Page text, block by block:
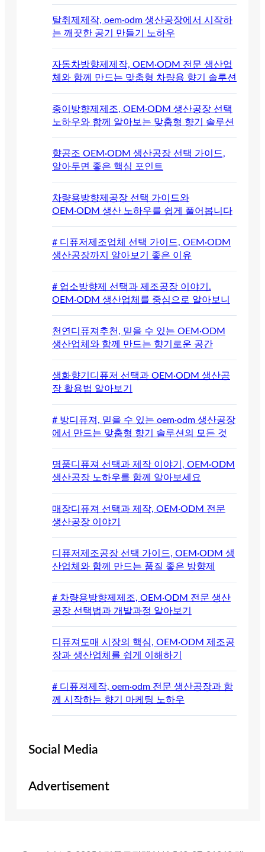
탈취제제작, oem·odm 생산공장에서 시작하
는 깨끗한 공기 만들기 노하우
자동차방향제제작, OEM·ODM 전문 생산업
체와 함께 만드는 맞춤형 차량용 향기 솔루션
종이방향제제조, OEM·ODM 생산공장 선택
노하우와 함께 알아보는 맞춤형 향기 솔루션
향공조 OEM·ODM 생산공장 선택 가이드,
알아두면 좋은 핵심 포인트
차량용방향제공장 선택 가이드와
OEM·ODM 생산 노하우를 쉽게 풀어봅니다
# 디퓨저제조업체 선택 가이드, OEM·ODM
생산공장까지 알아보기 좋은 이유
# 업소방향제 선택과 제조공장 이야기.
OEM·ODM 생산업체를 중심으로 알아보니
천연디퓨져추천, 믿을 수 있는 OEM·ODM
생산업체와 함께 만드는 향기로운 공간
생화향기디퓨저 선택과 OEM·ODM 생산공
장 활용법 알아보기
# 방디퓨져, 믿을 수 있는 oem·odm 생산공장
에서 만드는 맞춤형 향기 솔루션의 모든 것
명품디퓨져 선택과 제작 이야기, OEM·ODM
생산공장 노하우를 함께 알아보세요
매장디퓨져 선택과 제작, OEM·ODM 전문
생산공장 이야기
디퓨저제조공장 선택 가이드, OEM·ODM 생
산업체와 함께 만드는 품질 좋은 방향제
# 차량용방향제제조, OEM·ODM 전문 생산
공장 선택법과 개발과정 알아보기
디퓨져도매 시장의 핵심, OEM·ODM 제조공
장과 생산업체를 쉽게 이해하기
# 디퓨져제작, oem·odm 전문 생산공장과 함
께 시작하는 향기 마케팅 노하우
Social Media
Advertisement